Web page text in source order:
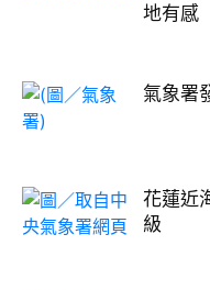
地有感
氣象署
花蓮近
級